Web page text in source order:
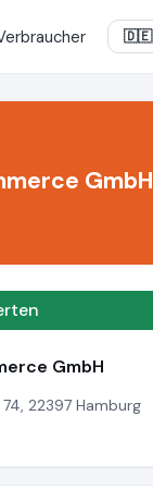
GmbH
GmbH
22397 Hamburg